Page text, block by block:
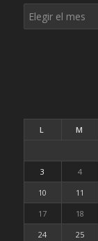
L M
3
4
10
11
17
18
24
25